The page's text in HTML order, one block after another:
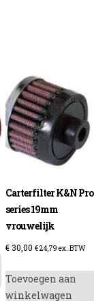
Carterfilter K&N Pro
series 19mm
vrouwelijk
€30,00 €24,79 ex. BTW
Toevoegen aan
winkelwagen